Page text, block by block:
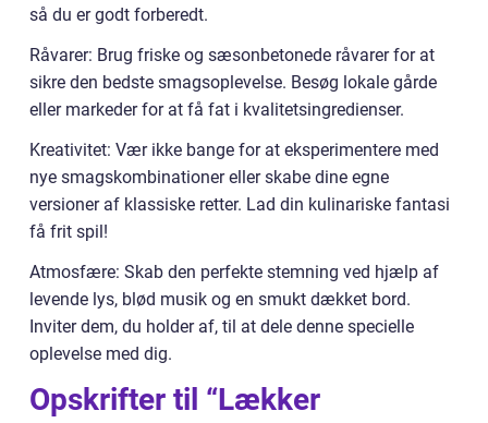
så du er godt forberedt.
Råvarer: Brug friske og sæsonbetonede råvarer for at
sikre den bedste smagsoplevelse. Besøg lokale gårde
eller markeder for at få fat i kvalitetsingredienser.
Kreativitet: Vær ikke bange for at eksperimentere med
nye smagskombinationer eller skabe dine egne
versioner af klassiske retter. Lad din kulinariske fantasi
få frit spil!
Atmosfære: Skab den perfekte stemning ved hjælp af
levende lys, blød musik og en smukt dækket bord.
Inviter dem, du holder af, til at dele denne specielle
oplevelse med dig.
Opskrifter til “Lækker